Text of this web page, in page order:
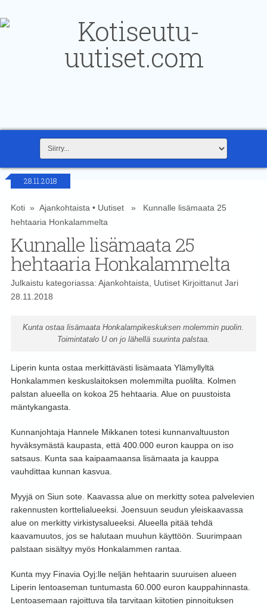
28.11.2018
Koti» Ajankohtaista • Uutiset» Kunnalle lisämaata 25
hehtaaria Honkalammelta
Kunnalle lisämaata 25
hehtaaria Honkalammelta
Julkaistu kategoriassa: Ajankohtaista UutisetKirjoittanut Jari
28.11.2018
Kunta ostaa lisämaata Honkalampikeskuksen molemmin puolin.
Toimintatalo U on jo lähellä suurinta palstaa.
Liperin kunta ostaa merkittävästi lisämaata Ylämyllyltä
Honkalammen keskuslaitoksen molemmilta puolilta. Kolmen
palstan alueella on kokoa 25 hehtaaria. Alue on puustoista
mäntykangasta.
Kunnanjohtaja Hannele Mikkanen totesi kunnanvaltuuston
hyväksymästä kaupasta, että 400.000 euron kauppa on iso
satsaus. Kunta saa kaipaamaansa lisämaata ja kauppa
vauhdittaa kunnan kasvua.
Myyjä on Siun sote. Kaavassa alue on merkitty sotea palvelevien
rakennusten korttelialueeksi. Joensuun seudun yleiskaavassa
alue on merkitty virkistysalueeksi. Alueella pitää tehdä
kaavamuutos, jos se halutaan muuhun käyttöön. Suurimpaan
palstaan sisältyy myös Honkalammen rantaa.
Kunta myy Finavia Oyj:lle neljän hehtaarin suuruisen alueen
Liperin lentoaseman tuntumasta 60.000 euron kauppahinnasta.
Lentoasemaan rajoittuva tila tarvitaan kiitotien pinnoituksen